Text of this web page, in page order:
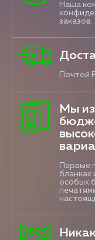
Наша
заказов.
Почтой
Мы
Первые
бланках
особых